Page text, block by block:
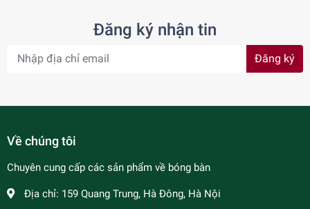
Đăng ký nhận tin
Đăng ký
Về chúng tôi
Chuyên cung cấp các sản phẩm về bóng bàn
Địa chỉ: 159 Quang Trung, Hà Đông, Hà Nội